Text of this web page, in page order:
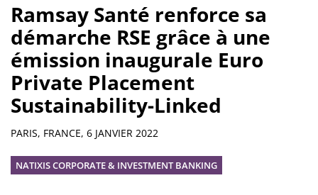
Ramsay Santé renforce sa
démarche RSE grâce à une
émission inaugurale Euro
Private Placement
Sustainability-Linked
Résumé
PARIS, FRANCE, 6 JANVIER 2022
NATIXIS CORPORATE & INVESTMENT BANKING